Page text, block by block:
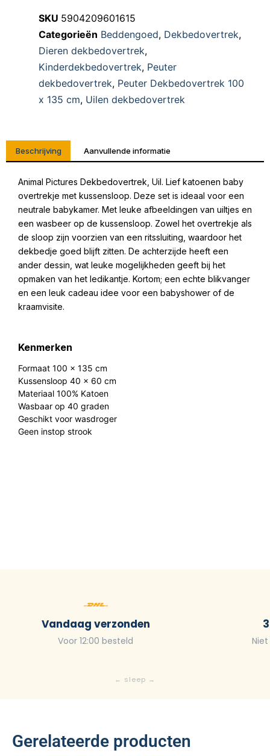
SKU 5904209601615
Categorieën Beddengoed, Dekbedovertrek,
Dieren dekbedovertrek,
Kinderdekbedovertrek, Peuter
dekbedovertrek, Peuter Dekbedovertrek 100
x 135 cm, Uilen dekbedovertrek
Beschrijving Aanvullende informatie
Animal Pictures Dekbedovertrek, Uil. Lief katoenen baby
overtrekje met kussensloop. Deze set is ideaal voor een
neutrale babykamer. Met leuke afbeeldingen van uiltjes en
een wasbeer op de kussensloop. Zowel het overtrekje als
de sloop zijn voorzien van een ritssluiting, waardoor het
dekbedje goed blijft zitten. De achterzijde heeft een
ander dessin, wat leuke mogelijkheden geeft bij het
opmaken van het ledikantje. Kortom; een echte blikvanger
en een leuk cadeau idee voor een babyshower of de
kraamvisite.
Kenmerken
Formaat 100 x 135 cm
Kussensloop 40 x 60 cm
Materiaal 100% Katoen
Wasbaar op 40 graden
Geschikt voor wasdroger
Geen instop strook
Vandaag verzonden
Voor 12:00 besteld
Gerelateerde producten